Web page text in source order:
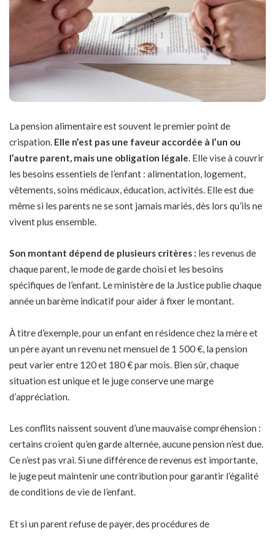
La pension alimentaire est souvent le premier point de
crispation. Elle n’est pas une faveur accordée à l’un ou
l’autre parent, mais une obligation légale. Elle vise à couvrir
les besoins essentiels de l’enfant : alimentation, logement,
vêtements, soins médicaux, éducation, activités. Elle est due
même si les parents ne se sont jamais mariés, dès lors qu’ils ne
vivent plus ensemble.
Son montant dépend de plusieurs critères : les revenus de
chaque parent, le mode de garde choisi et les besoins
spécifiques de l’enfant. Le ministère de la Justice publie chaque
année un barème indicatif pour aider à fixer le montant.
À titre d’exemple, pour un enfant en résidence chez la mère et
un père ayant un revenu net mensuel de 1 500 €, la pension
peut varier entre 120 et 180 € par mois. Bien sûr, chaque
situation est unique et le juge conserve une marge
d’appréciation.
Les conflits naissent souvent d’une mauvaise compréhension :
certains croient qu’en garde alternée, aucune pension n’est due.
Ce n’est pas vrai. Si une différence de revenus est importante,
le juge peut maintenir une contribution pour garantir l’égalité
de conditions de vie de l’enfant.
Et si un parent refuse de payer, des procédures de